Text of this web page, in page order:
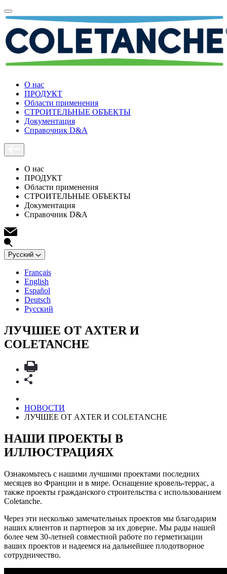
О нас
ПРОДУКТ
Области применения
СТРОИТЕЛЬНЫЕ ОБЪЕКТЫ
Документация
Справочник D&A
О нас
ПРОДУКТ
Области применения
СТРОИТЕЛЬНЫЕ ОБЪЕКТЫ
Документация
Справочник D&A
Русский
Français
English
Español
Deutsch
Русский
ЛУЧШЕЕ ОТ AXTER И
COLETANCHE
НОВОСТИ
ЛУЧШЕЕ ОТ AXTER И COLETANCHE
НАШИ ПРОЕКТЫ В
ИЛЛЮСТРАЦИЯХ
Ознакомьтесь с нашими лучшими проектами последних
месяцев во Франции и в мире. Оснащение кровель-террас, а
также проекты гражданского строительства с использованием
Coletanche.
Через эти несколько замечательных проектов мы благодарим
наших клиентов и партнеров за их доверие. Мы рады нашей
более чем 30-летней совместной работе по герметизации
ваших проектов и надеемся на дальнейшее плодотворное
сотрудничество.